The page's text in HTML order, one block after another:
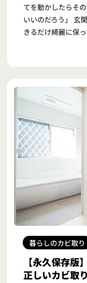
てを動かしたらそ
いいのだろう」 玄関は自宅の中でも一番人が訪れる場所なので、で
きるだけ綺麗に保っ
暮らしのカビ取り
【永久保存
正しいカビ取